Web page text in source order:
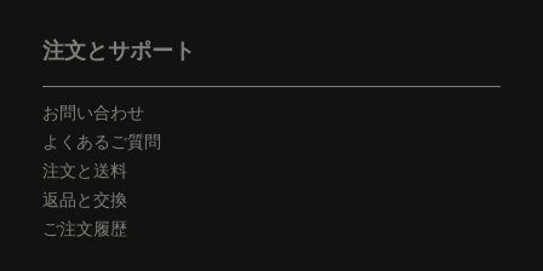
注文とサポート
お問い合わせ
よくあるご質問
注文と送料
返品と交換
ご注文履歴